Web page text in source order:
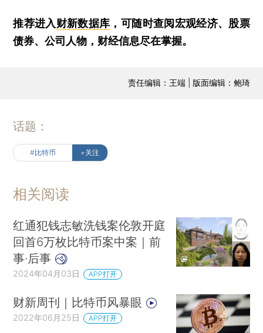
推荐进入财新数据库 ，可随时查阅宏观经济、股票
债券、公司人物，财经信息尽在掌握。
责任编辑：王端 | 版面编辑：鲍琦
话题：
#比特币 +关注
相关阅读
红通犯钱志敏洗钱案伦敦开庭
回首6万枚比特币案中案｜前
事·后事
2024年04月03日 APP打开
财新周刊｜比特币风暴眼
2022年06月25日 APP打开